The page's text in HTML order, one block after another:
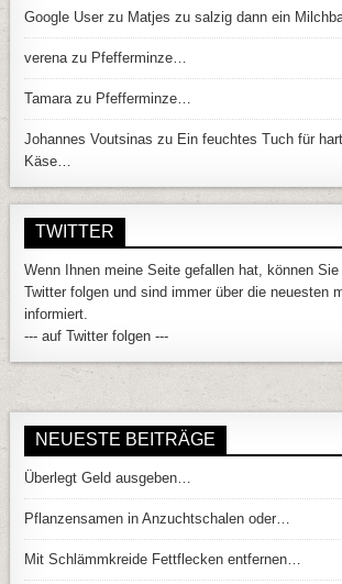
Google User zu Matjes zu salzig dann ein
verenazu Pfefferminze…
Tamarazu Pfefferminze…
Johannes Voutsinas zu Ein feuchtes Tuch für
Käse…
TWITTER
Wenn Ihnen meine Seite gefallen hat, können
Twitter folgen und sind immer über die neuesten
informiert.
--- auf Twitter folgen ---
NEUESTE BEITRÄGE
Überlegt Geld ausgeben…
Pflanzensamen in Anzuchtschalen oder…
Mit Schlämmkreide Fettflecken entfernen…